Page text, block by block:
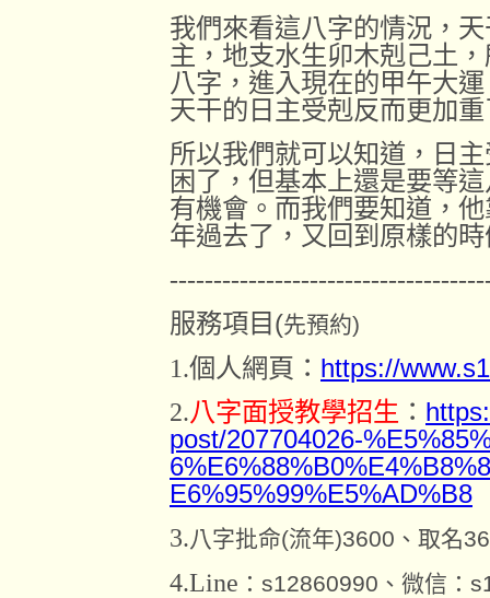
我們來看這八字的情況，
主，地支水生卯木剋己土
八字，進入現在的甲午大
天干的日主受剋反而更加
所以我們就可以知道，日
困了，但基本上還是要等
有機會。而我們要知道，
年過去了，又回到原樣的
服務項目 (先預約)
1.個人網頁： https://
2.八字面授教學招生 ：
post/207704026-
E6%95%99%E5%AD%B8
3.八字批命(流年)3600、取名
4.Line ：s12860990、微信：